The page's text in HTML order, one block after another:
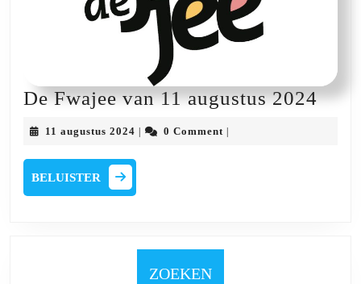
De Fwajee van 11 augustus 2024De
11 augustus 2024 11
2024
0 Comment
BELUISTER
ZOEKEN